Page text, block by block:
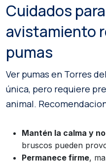
Cuidados
avistamiento
pumas
Ver pumas en Torres
única, pero requiere
animal.
Mantén la calma y
bruscos pueden
Permanece firme,